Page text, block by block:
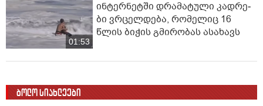
01:53
ინ­ტერ­ნეტ­ში დრა­მა­ტუ­ლი კად­რე­
ბი ვრცელდება, რომელიც 16
წლის ბიჭის გმირობას ასახავს
ბოლო სიახლეები